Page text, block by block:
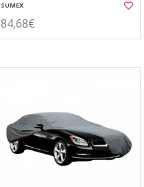
SUMEX
84,68€